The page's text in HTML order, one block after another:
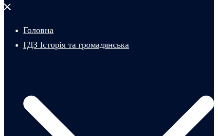
Закрити
Головна
ГДЗ Історія та громадянська